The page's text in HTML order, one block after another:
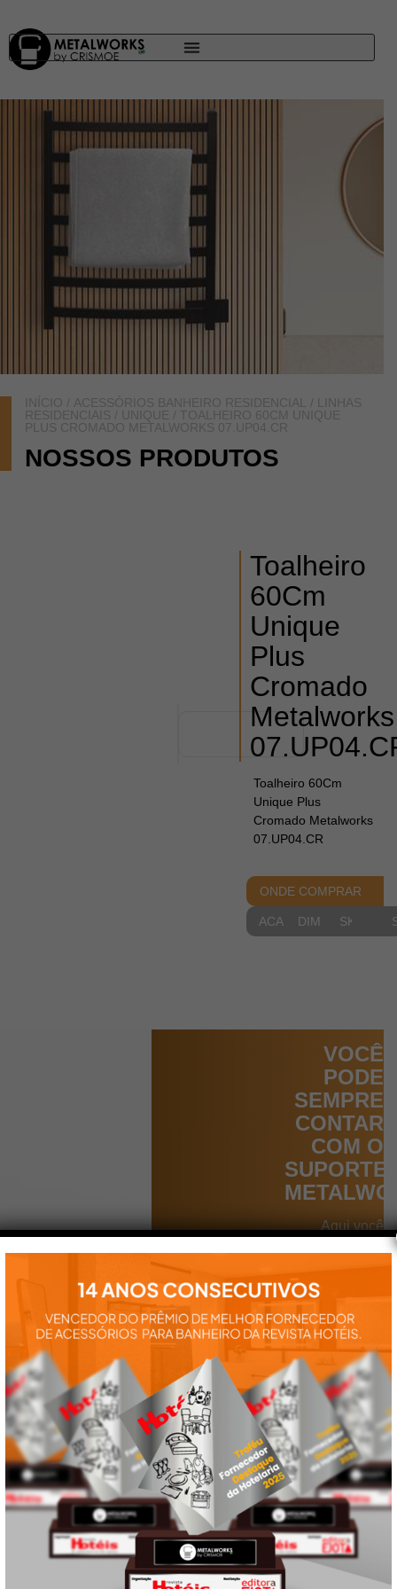
INÍCIO / ACESSÓRIOS BANHEIRO RESIDENCIAL /
LINHAS
RESIDENCIAIS / UNIQUE / TOALHEIRO 60CM UNIQUE
PLUS CROMADO METALWORKS 07.UP04.CR
NOSSOS PRODUTOS
Toalheiro
60Cm
Unique
Plus
Cromado
Metalworks
Toalheiro 60Cm
Unique Plus
Cromado Metalworks
07.UP04.CR
ONDE COMPRAR
ACABAMENTOS
DIMENSIONAIS
VOCÊ
PODE
SEMPRE
CONTAR
COM O
SUPORTE
Aqui você
encontra tudo
para a
utilização de
produtos:
manuais,
vídeos,
catálogos e
tudo mais que
precisa.
VEJA
TAMBÉM